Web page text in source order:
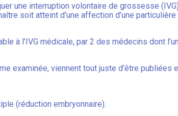
une interruption volontaire de grossesse
soit atteint d’une affection d’une
à l’IVG médicale, par 2 des médecins dont
examinée, viennent tout juste d’être publiées
(réduction embryonnaire).